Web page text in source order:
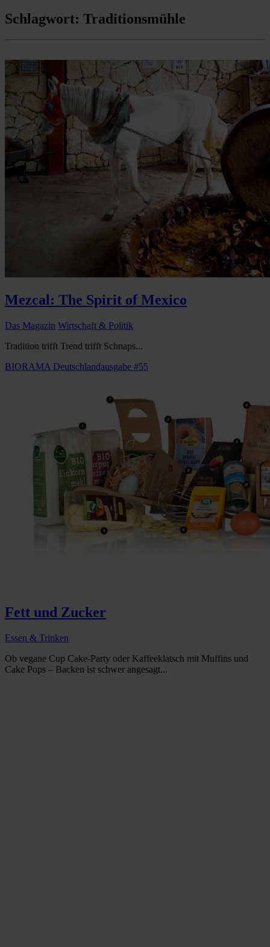
Schlagwort: Traditionsmühle
Mezcal: The Spirit of Mexico
Das Magazin Wirtschaft & Politik
Tradition trifft Trend trifft Schnaps...
BIORAMA Deutschlandausgabe #55
Fett und Zucker
Essen & Trinken
Ob vegane Cup Cake-Party oder Kaffeeklatsch mit Muffins und
Cake Pops – Backen ist schwer angesagt...